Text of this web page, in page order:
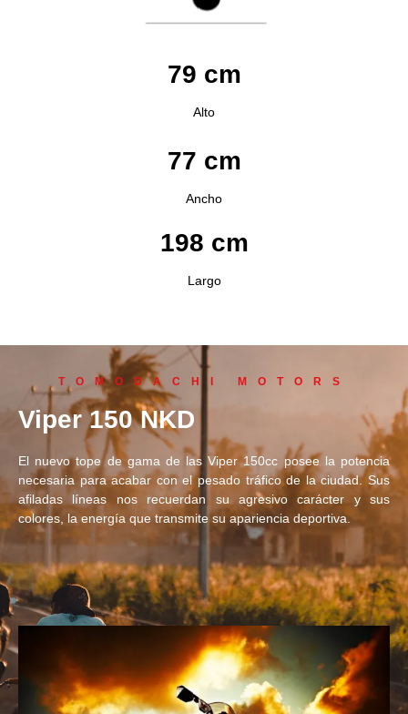
79 cm
Alto
77 cm
Ancho
198 cm
Largo
TOMODACHI MOTORS
Viper 150 NKD
El nuevo tope de gama de las Viper 150cc posee la potencia
necesaria para acabar con el pesado tráfico de la ciudad. Sus
afiladas líneas nos recuerdan su agresivo carácter y sus
colores, la energía que transmite su apariencia deportiva.